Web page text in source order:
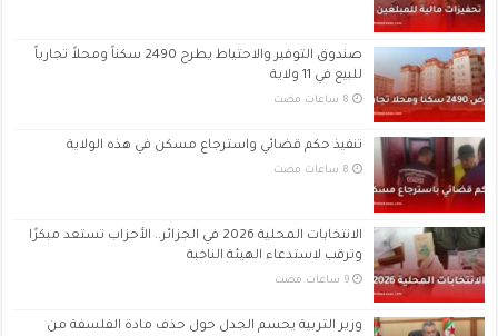
صندوق التوفير والاحتياط يطرح 2490 سكناً ومحلاً تجارياً
للبيع في 11 ولاية
تنفيذ حكم قضائي واسترجاع مسكن في هذه الولاية
الانتخابات المحلية 2026 في الجزائر.. الأحزاب تستعد مبكرًا
وترقب لاستدعاء الهيئة الناخبة
‏9 ساعات مضت
وزير التربية يحسم الجدل حول حذف مادة الفلسفة من